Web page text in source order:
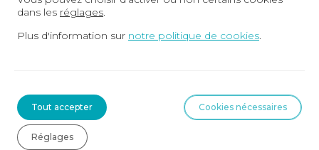
notamment dans le pacte d’associés, les nouvelles
pratiques à venir pour prévenir les conflits qui, à
Nos avocats se tiennent à votre disposition
pour répondre à toutes vos questions et vous
conseiller.
dans les réglages
Plus d'information sur notre politique de cookies
Tout accepter Cookies nécessaires
Réglages